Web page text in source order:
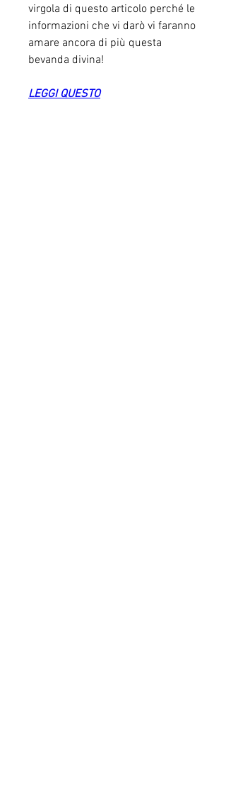
virgola di questo articolo perché le
informazioni che vi darò vi faranno
amare ancora di più questa
bevanda divina!
LEGGI QUESTO